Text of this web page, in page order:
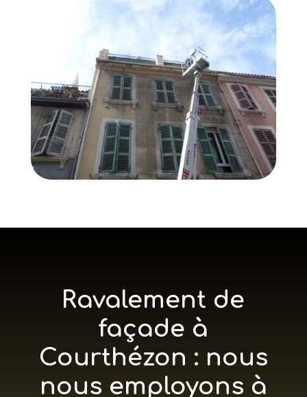
Ravalement de
façade à
Courthézon : nous
nous employons à